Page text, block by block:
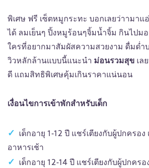
พิเศษ ฟรี เซ็ตหมูกระทะ บอกเลยว่าามาแ
ได้ ลมเย็นๆ ปิ้งหมูร้อนๆจิ้มน้ำจิ้ม กินไปม
ใครที่อยากมาสัมผัสความสวยงาม ดื่มด่ำ
วิวหลักล้านแบบนี้แนะนำ ม่อนรวมสุข เล
ดี แถมสิทธิพิเศษคุ้มเกินราคาแน่นอน
เงื่อนไขการเข้าพักสำหรับเด็ก
เด็กอายุ 1-12 ปี แชร์เตียงกับผู้ปกครอง
อาหารเช้า
เด็กอายุ 12-14 ปี แชร์เตียงกับผู้ปกครอ